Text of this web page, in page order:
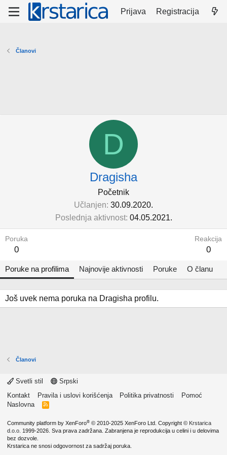
Prijava Registracija
Članovi
D
Dragisha
Početnik
Učlanjen 30.09.2020.
Poslednja aktivnost 04.05.2021.
Poruka
0
Reakcija
0
Poruke na profilima Najnovije aktivnosti Poruke O članu
Još uvek nema poruka na Dragisha profilu.
Članovi
Svetli stil
Srpski
Kontakt
Pravila i uslovi korišćenja Politika privatnosti
Pomoć
Naslovna
R
Community platform by XenForo® © 2010-2025 XenForo Ltd. Copyright © Krstarica
d.o.o. 1999-2026. Sva prava zadržana. Zabranjena je reprodukcija u celini i u delovima
bez dozvole.
Krstarica ne snosi odgovornost za sadržaj poruka.